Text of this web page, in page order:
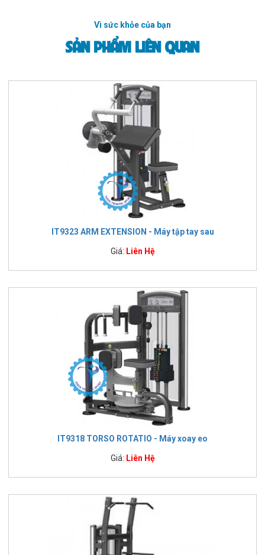
Vì sức khỏe của bạn
SẢN PHẨM LIÊN QUAN
IT9323 ARM EXTENSION - Máy tập tay sau
Giá: Liên Hệ
IT9318 TORSO ROTATIO - Máy xoay eo
Giá: Liên Hệ